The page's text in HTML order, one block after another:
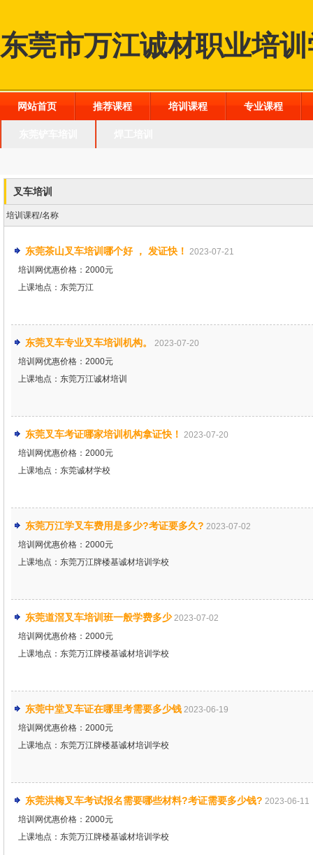
东莞市万江诚材职业培
网站首页 推荐课程 培训课程 专业课程
叉车培训
培训课程/名称
东莞茶山叉车培训哪个好 ， 发证快！ 2023-07-21
培训网优惠价格：2000元
上课地点：东莞万江
东莞叉车专业叉车培训机构。
2023-07-20
培训网优惠价格：2000元
上课地点：东莞万江诚材培训
东莞叉车考证哪家培训机构拿证快！ 2023-07-20
培训网优惠价格：2000元
上课地点：东莞诚材学校
东莞万江学叉车费用是多少?考证要多久? 2023-07-02
培训网优惠价格：2000元
上课地点：东莞万江牌楼基诚材培训学校
东莞道滘叉车培训班一般学费多少 2023-07-02
培训网优惠价格：2000元
上课地点：东莞万江牌楼基诚材培训学校
东莞中堂叉车证在哪里考需要多少钱 2023-06-19
培训网优惠价格：2000元
上课地点：东莞万江牌楼基诚材培训学校
东莞洪梅叉车考试报名需要哪些材料?考证需要多少钱? 2023-06-11
培训网优惠价格：2000元
上课地点：东莞万江牌楼基诚材培训学校